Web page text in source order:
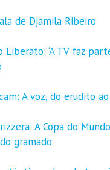
de Djamila Ribeiro
Liberato: ‘A TV faz
A voz, do erudito
A Copa do
gramado